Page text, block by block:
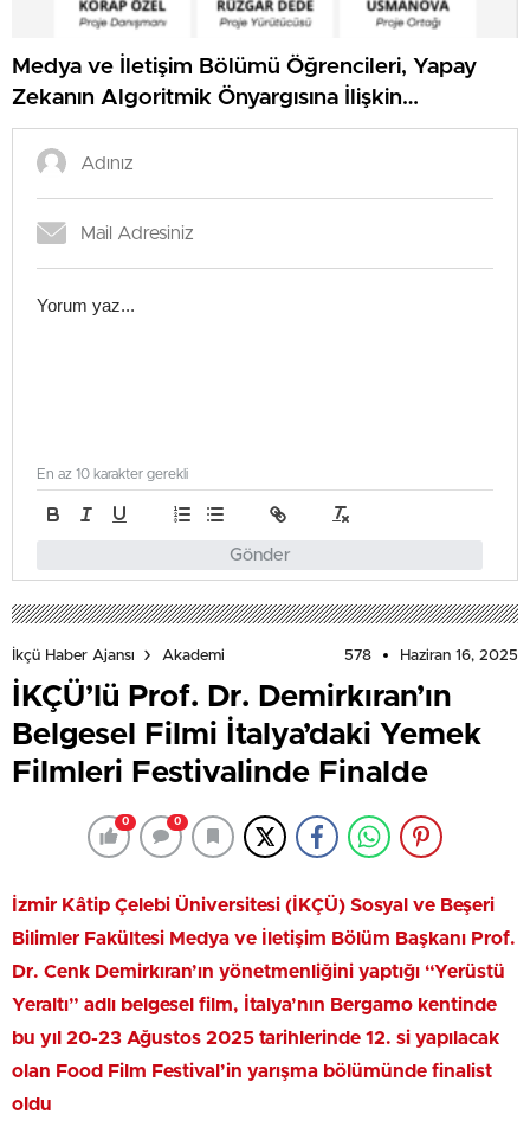
Medya ve İletişim Bölümü Öğrencileri, Yapay
Zekanın Algoritmik Önyargısına İlişkin
Farkındalık Düzeylerini Araştıracak
Gönder
En az 10 karakter gerekli
İkçü Haber Ajansı Akademi 578 Haziran 16, 2025
İKÇÜ’lü Prof. Dr. Demirkıran’ın
Belgesel Filmi İtalya’daki Yemek
Filmleri Festivalinde Finalde
0 0
İzmir Kâtip Çelebi Üniversitesi (İKÇÜ) Sosyal ve Beşeri
Bilimler Fakültesi Medya ve İletişim Bölüm Başkanı Prof.
Dr. Cenk Demirkıran’ın yönetmenliğini yaptığı “Yerüstü
Yeraltı” adlı belgesel film, İtalya’nın Bergamo kentinde
bu yıl 20-23 Ağustos 2025 tarihlerinde 12. si yapılacak
olan Food Film Festival’in yarışma bölümünde finalist
oldu